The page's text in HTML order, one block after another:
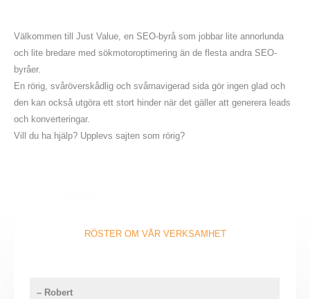
Välkommen till Just Value, en SEO-byrå som jobbar lite annorlunda
och lite bredare med sökmotoroptimering än de flesta andra SEO-
byråer.
En rörig, svåröverskådlig och svårnavigerad sida gör ingen glad och
den kan också utgöra ett stort hinder när det gäller att generera leads
och konverteringar.
Vill du ha hjälp? Upplevs sajten som rörig?
RÖSTER OM VÅR VERKSAMHET
– Robert